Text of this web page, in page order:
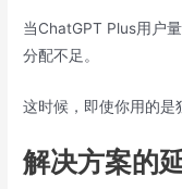
当ChatGPT Plus用户
分配不足。
这时候，即使你用的是
解决方案的